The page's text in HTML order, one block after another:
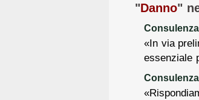
"Danno"
«In via
essenziale